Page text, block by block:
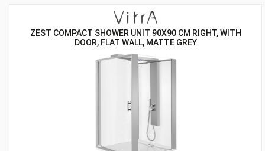
ZEST COMPACT SHOWER UNIT 90X90 CM RIGHT, WITH
DOOR, FLAT WALL, MATTE GREY